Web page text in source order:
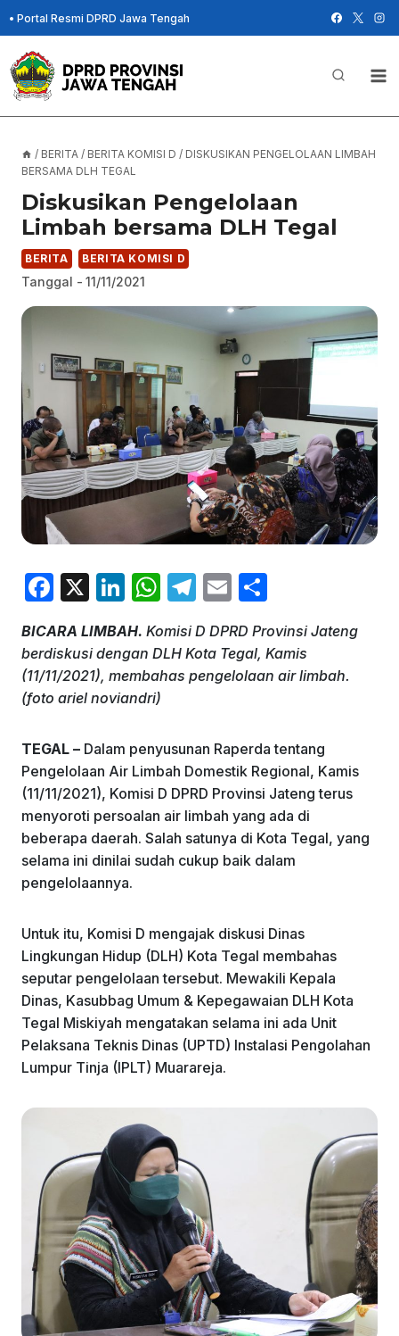
Skip
to
content
• Portal Resmi DPRD Jawa Tengah
/ BERITA / BERITA KOMISI D / DISKUSIKAN PENGELOLAAN LIMBAH
BERSAMA DLH TEGAL
Diskusikan Pengelolaan
Limbah bersama DLH Tegal
BERITA BERITA KOMISI D
Tanggal - 11/11/2021
F
c
e
b
o
k
X
Li
k
e
dI
W
at
s
p
T
e
gr
E
ai
l
ar
e
BICARA LIMBAH. Komisi D DPRD Provinsi Jateng
berdiskusi dengan DLH Kota Tegal, Kamis
(11/11/2021), membahas pengelolaan air limbah.
(foto ariel noviandri)
TEGAL – Dalam penyusunan Raperda tentang
Pengelolaan Air Limbah Domestik Regional, Kamis
(11/11/2021), Komisi D DPRD Provinsi Jateng terus
menyoroti persoalan air limbah yang ada di
beberapa daerah. Salah satunya di Kota Tegal, yang
selama ini dinilai sudah cukup baik dalam
pengelolaannya.
Untuk itu, Komisi D mengajak diskusi Dinas
Lingkungan Hidup (DLH) Kota Tegal membahas
seputar pengelolaan tersebut. Mewakili Kepala
Dinas, Kasubbag Umum & Kepegawaian DLH Kota
Tegal Miskiyah mengatakan selama ini ada Unit
Pelaksana Teknis Dinas (UPTD) Instalasi Pengolahan
Lumpur Tinja (IPLT) Muarareja.